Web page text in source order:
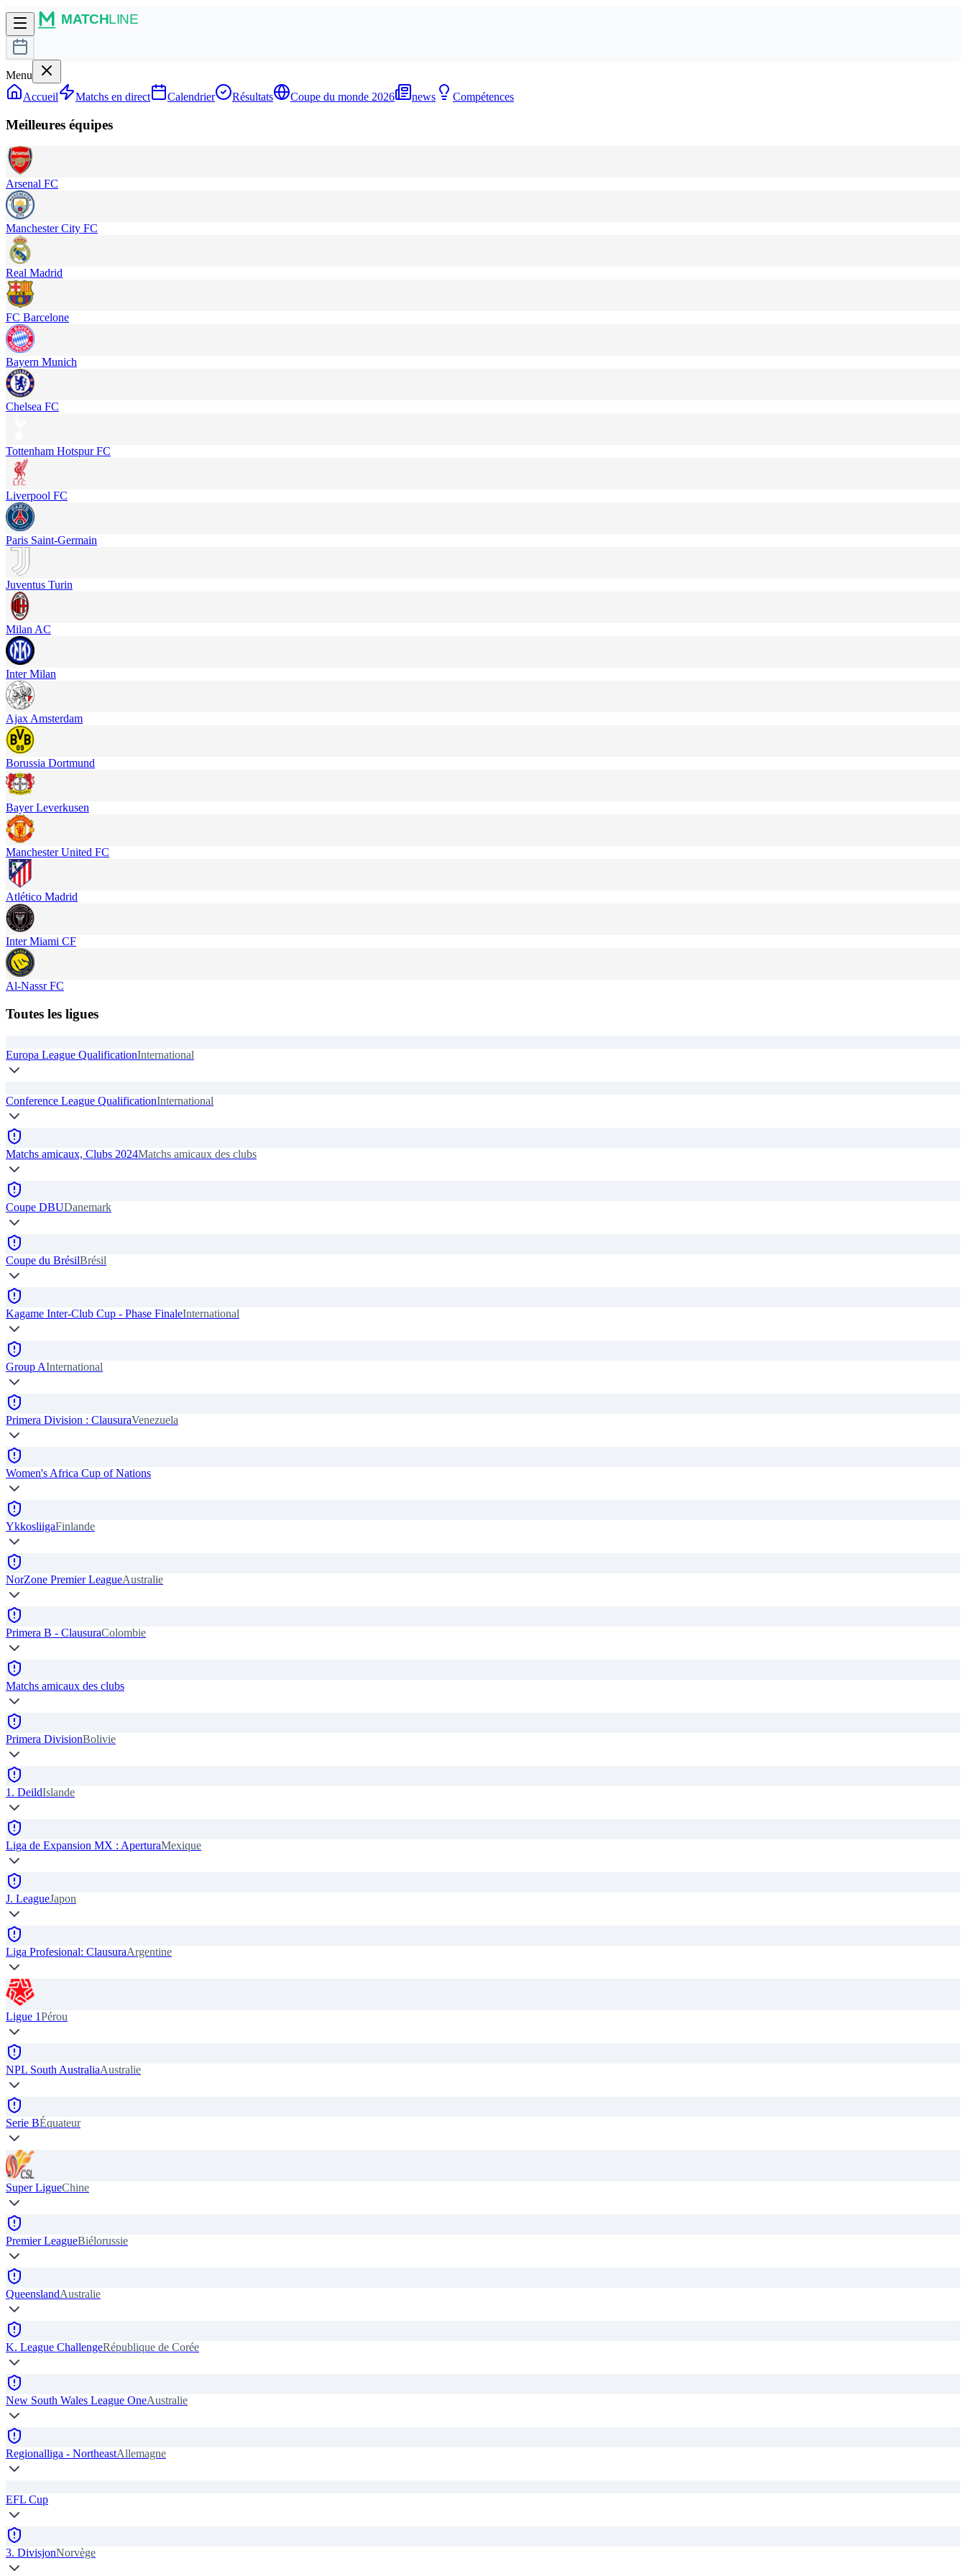
Menu
Accueil
Matchs en direct Calendrier Résultats Coupe du monde 2026 news Compétences
Meilleures équipes
Arsenal FC
Manchester City FC
Real Madrid
FC Barcelone
Bayern Munich
Chelsea FC
Tottenham Hotspur FC
Liverpool FC
Paris Saint-Germain
Juventus Turin
Milan AC
Inter Milan
Ajax Amsterdam
Borussia Dortmund
Bayer Leverkusen
Manchester United FC
Atlético Madrid
Inter Miami CF
Al-Nassr FC
Toutes les ligues
Europa League QualificationInternational
Conference League QualificationInternational
Matchs amicaux, Clubs 2024Matchs amicaux des clubs
Coupe DBUDanemark
Coupe du BrésilBrésil
Kagame Inter-Club Cup - Phase FinaleInternational
Group AInternational
Primera Division : ClausuraVenezuela
Women's Africa Cup of Nations
YkkosliigaFinlande
NorZone Premier LeagueAustralie
Primera B - ClausuraColombie
Matchs amicaux des clubs
Primera DivisionBolivie
1. DeildIslande
Liga de Expansion MX : AperturaMexique
J. LeagueJapon
Liga Profesional: ClausuraArgentine
Ligue 1Pérou
NPL South AustraliaAustralie
Serie BÉquateur
Super LigueChine
Premier LeagueBiélorussie
QueenslandAustralie
K. League ChallengeRépublique de Corée
New South Wales League OneAustralie
Regionalliga - NortheastAllemagne
EFL Cup
3. DivisjonNorvège